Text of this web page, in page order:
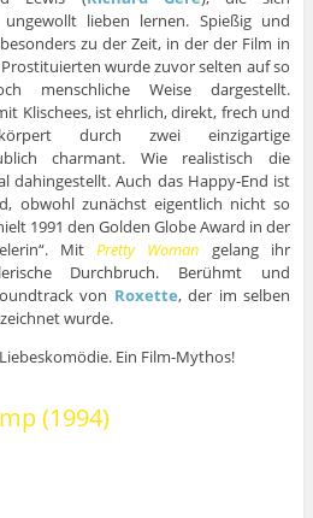
ungewollt lieben lernen. Spießig und
zu der Zeit, in der der Film in
wurde zuvor selten auf so
menschliche Weise dargestellt.
Klischees, ist ehrlich, direkt, frech und
durch zwei einzigartige
charmant. Wie realistisch die
dahingestellt. Auch das Happy-End ist
obwohl zunächst eigentlich nicht so
1991 den Golden Globe Award in der
MitPretty Woman gelang ihr
Durchbruch. Berühmt und
von Roxette, der im selben
wurde.
Ein Film-Mythos!
(1994)